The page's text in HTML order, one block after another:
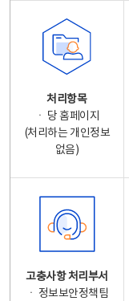
처리항목
ㆍ 당 홈페이지
(처리하는 개인정보
없음)
고충사항 처리부서
ㆍ 정보보안정책팀